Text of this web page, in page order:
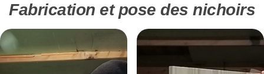
Fabrication et pose des nichoirs